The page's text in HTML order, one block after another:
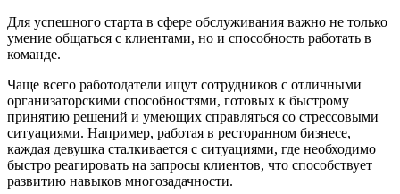
Для успешного старта в сфере обслуживания важно не только
умение общаться с клиентами, но и способность работать в
команде.
Чаще всего работодатели ищут сотрудников с отличными
организаторскими способностями, готовых к быстрому
принятию решений и умеющих справляться со стрессовыми
ситуациями. Например, работая в ресторанном бизнесе,
каждая девушка сталкивается с ситуациями, где необходимо
быстро реагировать на запросы клиентов, что способствует
развитию навыков многозадачности.